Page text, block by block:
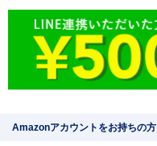
Amazonアカウントをお持ちの方